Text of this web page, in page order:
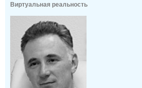
Виртуальная реальность